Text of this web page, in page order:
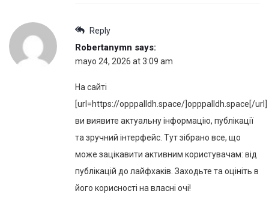
Reply
Robertanymn says:
mayo 24, 2026 at 3:09 am
На сайті
[url=https://opppalldh.space/]opppalldh.space[/url]
ви виявите актуальну інформацію, публікації
та зручний інтерфейс. Тут зібрано все, що
може зацікавити активним користувачам: від
публікацій до лайфхаків. Заходьте та оцініть в
його корисності на власні очі!